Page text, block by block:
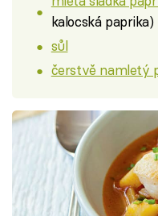
kalocská paprika)
sůl
čerstvě namletý